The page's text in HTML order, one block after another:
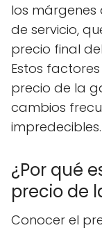
los
de servicio,
precio final
Estos
precio de la
cambios
impredecibles.
¿Por qué
precio de
Conocer el